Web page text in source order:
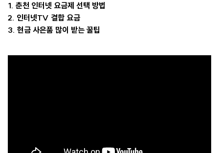
1. 춘천 인터넷 요금제 선택 방법
2. 인터넷TV 결합 요금
3. 현금 사은품 많이 받는 꿀팁